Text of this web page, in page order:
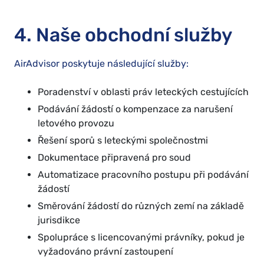
4. Naše obchodní služby
AirAdvisor poskytuje následující služby:
Poradenství v oblasti práv leteckých cestujících
Podávání žádostí o kompenzace za narušení
letového provozu
Řešení sporů s leteckými společnostmi
Dokumentace připravená pro soud
Automatizace pracovního postupu při podávání
žádostí
Směrování žádostí do různých zemí na základě
jurisdikce
Spolupráce s licencovanými právníky, pokud je
vyžadováno právní zastoupení